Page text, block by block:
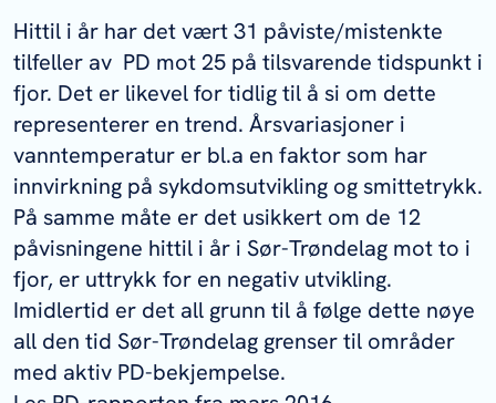
Hittil i år har det vært 31 påviste/mistenkte
tilfeller av PD mot 25 på tilsvarende tidspunkt i
fjor. Det er likevel for tidlig til å si om dette
representerer en trend. Årsvariasjoner i
vanntemperatur er bl.a en faktor som har
innvirkning på sykdomsutvikling og smittetrykk.
På samme måte er det usikkert om de 12
påvisningene hittil i år i Sør-Trøndelag mot to i
fjor, er uttrykk for en negativ utvikling.
Imidlertid er det all grunn til å følge dette nøye
all den tid Sør-Trøndelag grenser til områder
med aktiv PD-bekjempelse.